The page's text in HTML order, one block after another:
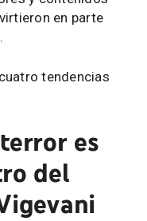
en parte
tendencias
es
del